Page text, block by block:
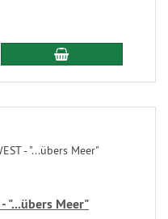
"...übers Meer"